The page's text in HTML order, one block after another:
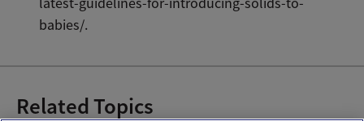
babies/.
Related Topics